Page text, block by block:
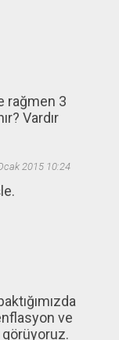
rağmen 3
Vardır
2015 10:24
ve